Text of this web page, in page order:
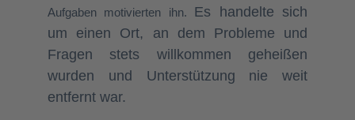
Aufgaben motivierten ihn. Es handelte sich
um einen Ort, an dem Probleme und
Fragen stets willkommen geheißen
wurden und Unterstützung nie weit
entfernt war.